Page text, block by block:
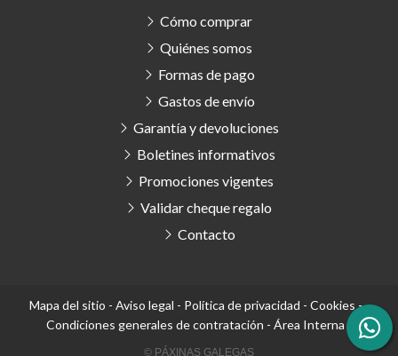
Cómo comprar
Quiénes somos
Formas de pago
Gastos de envío
Garantía y devoluciones
Boletines informativos
Promociones vigentes
Validar cheque regalo
Contacto
Mapa del sitio - Aviso legal - Política de privacidad - Cookies-
Condiciones generales de contratación - Área Interna
© PÁXINAS GALEGAS